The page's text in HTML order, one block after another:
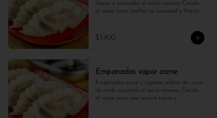
frescos y sazonados al estilo coreano. Cocida
al vapor para resaltar su suavidad y frescura
$5.900
Empanadas vapor carne
Empanadas suave y jugosas, rellena de carne
de cerdo sazonada al estilo coreano. Cocida
al vapor para una textura tierna y